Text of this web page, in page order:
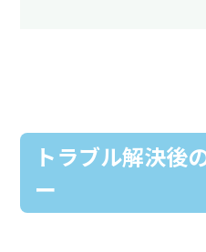
トラブル解決後
ー